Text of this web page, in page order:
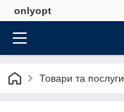
onlyopt
Товари та послуги